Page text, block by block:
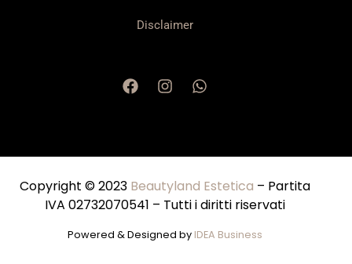
Disclaimer
Copyright © 2023 Beautyland Estetica – Partita
IVA 02732070541 – Tutti i diritti riservati
Powered & Designed by IDEA Business